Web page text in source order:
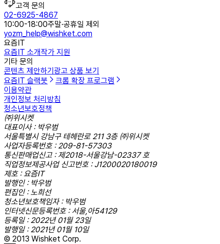
고객 문의
02-6925-4867
10:00-18:00주말·공휴일 제외
yozm_help@wishket.com
요즘IT
요즘IT 소개작가 지원
기타 문의
콘텐츠 제안하기광고 상품 보기
요즘IT 슬랙봇
크롬 확장 프로그램
이용약관
개인정보 처리방침
청소년보호정책
㈜위시켓
대표이사 : 박우범
서울특별시 강남구 테헤란로 211 3층 ㈜위시켓
사업자등록번호 : 209-81-57303
통신판매업신고 : 제2018-서울강남-02337 호
직업정보제공사업 신고번호 : J1200020180019
제호 : 요즘IT
발행인 : 박우범
편집인 : 노희선
청소년보호책임자 : 박우범
인터넷신문등록번호 : 서울,아54129
등록일 : 2022년 01월 23일
발행일 : 2021년 01월 10일
© 2013 Wishket Corp.